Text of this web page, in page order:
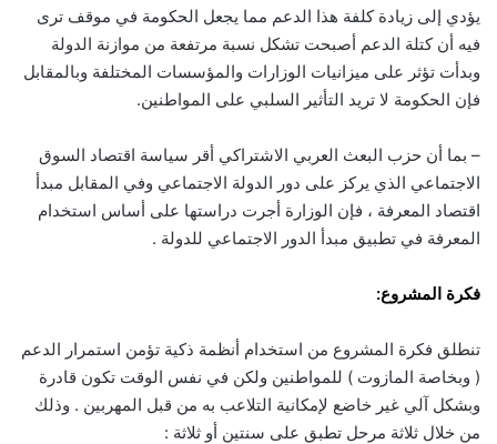
يؤدي إلى زيادة كلفة هذا الدعم مما يجعل الحكومة في موقف ترى
فيه أن كتلة الدعم أصبحت تشكل نسبة مرتفعة من موازنة الدولة
وبدأت تؤثر على ميزانيات الوزارات والمؤسسات المختلفة وبالمقابل
فإن الحكومة لا تريد التأثير السلبي على المواطنين.
– بما أن حزب البعث العربي الاشتراكي أقر سياسة اقتصاد السوق
الاجتماعي الذي يركز على دور الدولة الاجتماعي وفي المقابل مبدأ
اقتصاد المعرفة ، فإن الوزارة أجرت دراستها على أساس استخدام
المعرفة في تطبيق مبدأ الدور الاجتماعي للدولة .
فكرة المشروع:
تنطلق فكرة المشروع من استخدام أنظمة ذكية تؤمن استمرار الدعم
( وبخاصة المازوت ) للمواطنين ولكن في نفس الوقت تكون قادرة
وبشكل آلي غير خاضع لإمكانية التلاعب به من قبل المهربين . وذلك
من خلال ثلاثة مرحل تطبق على سنتين أو ثلاثة :